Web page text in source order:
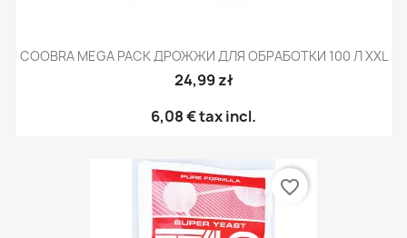
COOBRA MEGA PACK ДРОЖЖИ ДЛЯ ОБРАБОТКИ 100 Л XXL
24,99 zł
6,08 €tax incl.
favorite_border